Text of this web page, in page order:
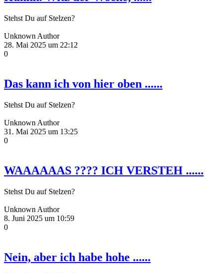
Stehst Du auf Stelzen?
Unknown Author
28. Mai 2025 um 22:12
0
Das kann ich von hier oben ......
Stehst Du auf Stelzen?
Unknown Author
31. Mai 2025 um 13:25
0
WAAAAAAS ???? ICH VERSTEH ......
Stehst Du auf Stelzen?
Unknown Author
8. Juni 2025 um 10:59
0
Nein, aber ich habe hohe ......